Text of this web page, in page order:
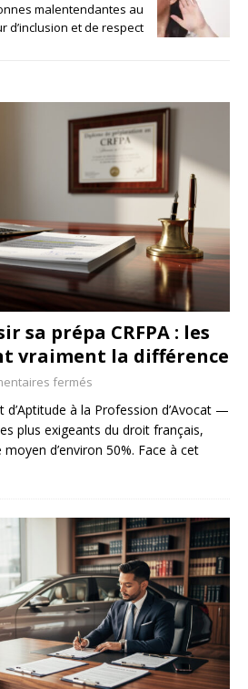
malentendantes au
d’inclusion et de respect
sa prépa CRFPA : les
vraiment la différence
fermés
d’Aptitude à la Profession d’Avocat —
plus exigeants du droit français,
d’environ 50%. Face à cet